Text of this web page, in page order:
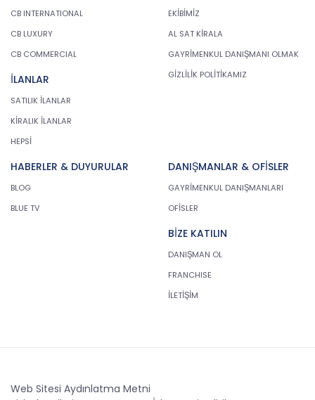
CB INTERNATIONAL
CB LUXURY
CB COMMERCIAL
İLANLAR
SATILIK İLANLAR
KİRALIK İLANLAR
HEPSİ
EKİBİMİZ
AL SAT KİRALA
GAYRİMENKUL DANIŞMANI OLMAK
GİZLİLİK POLİTİKAMIZ
HABERLER & DUYURULAR
BLOG
BLUE TV
DANIŞMANLAR & OFİSLER
GAYRİMENKUL DANIŞMANLARI
OFİSLER
BİZE KATILIN
DANIŞMAN OL
FRANCHISE
İLETİŞİM
Web Sitesi Aydınlatma Metni